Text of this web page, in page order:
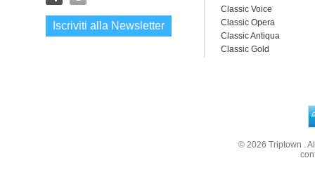
Iscriviti alla Newsletter
Classic Voice
Classic Opera
Classic Antiqua
Classic Gold
© 2026Triptown .